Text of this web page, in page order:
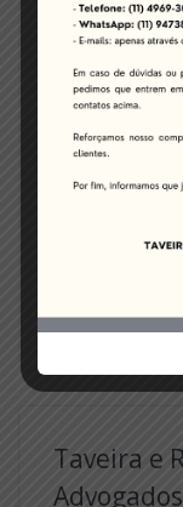
2025 da
porSite TR em
on 9 de outubro
sócios da
Educacional
Ordem dos
Leia mais
Taveira e